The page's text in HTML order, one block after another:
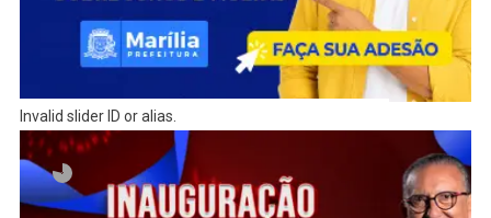
Invalid slider ID or alias.